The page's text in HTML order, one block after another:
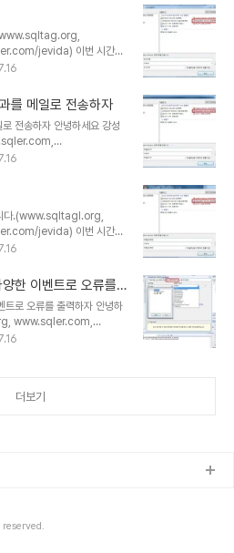
. 예를 들면 웹의 도서목록
있습니다. [BIDS]를 실행하
생성 합니다. [제어 흐름]
앤 드롭으로 끌어다 놓습니
튼을 클릭하여 [편집]을 선
jevida) 이번 시간에
습니다. [메시지 큐 작업]은
지 큐를 이용하면 비 동기적
일 등을 주고 받을 수 있습니
작업은 데이터 파일, 문자열,
의 유형을 사용합니다. 변수
만 사용할 수 있습니다. 메
를 메일로 전송하자
전송하자 안녕하세요 강성
[메일 보내기 작업]에 대해
일 보내기 태스크]는 데이터
로 보낼 수 있습니다. [BIDS]
젝트]를 생성 합니다. [제
드래그 앤 드롭으로 끌어다
스 오른쪽을 클릭하여 [편집]
다.(www.sqltagl.org,
jevida) 이번 시간에
하겠습니다. 대량 삽입작업
로 빠르게 입력할 때 이용
이터 흐름 엔진]을 사용하지
이블로 로딩만 가능하며 가
가 없습니다. [BIDS]를 실행
생성 합니다. [제어 흐름]
한 이벤트로 오류를
트로 오류를 출력하자 안녕하
www.sqler.com,
간에는 이벤트 처리 및 오
용하여 오류처리 작업을 수
더보기